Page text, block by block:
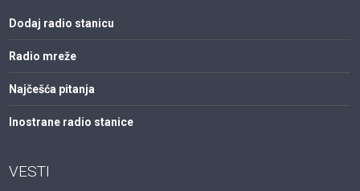
Dodaj radio stanicu
Radio mreže
Najčešća pitanja
Inostrane radio stanice
VESTI